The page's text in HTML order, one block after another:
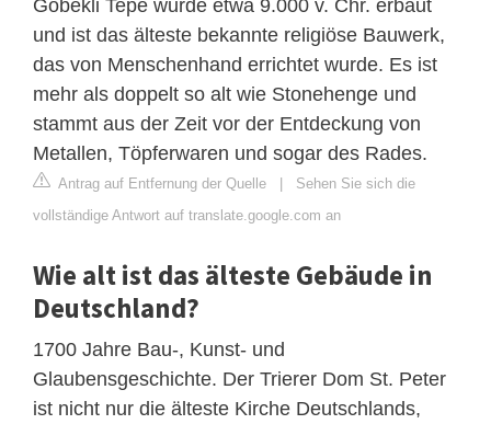
Göbekli Tepe wurde etwa 9.000 v. Chr. erbaut
und ist das älteste bekannte religiöse Bauwerk,
das von Menschenhand errichtet wurde. Es ist
mehr als doppelt so alt wie Stonehenge und
stammt aus der Zeit vor der Entdeckung von
Metallen, Töpferwaren und sogar des Rades.
Antrag auf Entfernung der Quelle | Sehen Sie sich die
vollständige Antwort auf translate.google.com an
Wie alt ist das älteste Gebäude in
Deutschland?
1700 Jahre Bau-, Kunst- und
Glaubensgeschichte. Der Trierer Dom St. Peter
ist nicht nur die älteste Kirche Deutschlands,